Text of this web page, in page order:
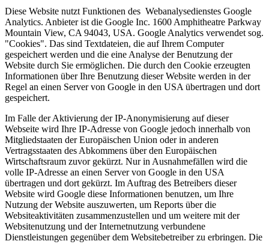
Diese Website nutzt Funktionen des Webanalysedienstes Google
Analytics. Anbieter ist die Google Inc. 1600 Amphitheatre Parkway
Mountain View, CA 94043, USA. Google Analytics verwendet sog.
"Cookies". Das sind Textdateien, die auf Ihrem Computer
gespeichert werden und die eine Analyse der Benutzung der
Website durch Sie ermöglichen. Die durch den Cookie erzeugten
Informationen über Ihre Benutzung dieser Website werden in der
Regel an einen Server von Google in den USA übertragen und dort
gespeichert.
Im Falle der Aktivierung der IP-Anonymisierung auf dieser
Webseite wird Ihre IP-Adresse von Google jedoch innerhalb von
Mitgliedstaaten der Europäischen Union oder in anderen
Vertragsstaaten des Abkommens über den Europäischen
Wirtschaftsraum zuvor gekürzt. Nur in Ausnahmefällen wird die
volle IP-Adresse an einen Server von Google in den USA
übertragen und dort gekürzt. Im Auftrag des Betreibers dieser
Website wird Google diese Informationen benutzen, um Ihre
Nutzung der Website auszuwerten, um Reports über die
Websiteaktivitäten zusammenzustellen und um weitere mit der
Websitenutzung und der Internetnutzung verbundene
Dienstleistungen gegenüber dem Websitebetreiber zu erbringen. Die